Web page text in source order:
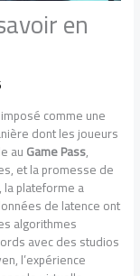
en
comme une
dont les joueurs
auGame Pass,
et la promesse de
plateforme a
de latence ont
algorithmes
avec des studios
l’expérience